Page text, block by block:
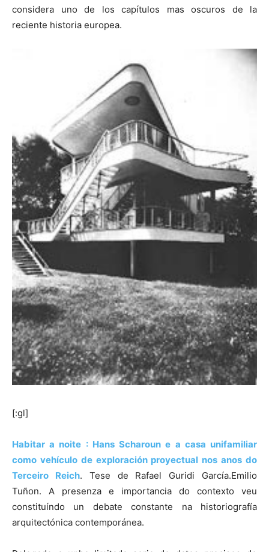
considera uno de los capítulos mas oscuros de la
reciente historia europea.
[:gl]
Habitar a noite : Hans Scharoun e a casa unifamiliar
como vehículo de exploración proyectual nos anos do
Terceiro Reich. Tese de Rafael Guridi García.Emilio
Tuñon. A presenza e importancia do contexto veu
constituíndo un debate constante na historiografía
arquitectónica contemporánea.